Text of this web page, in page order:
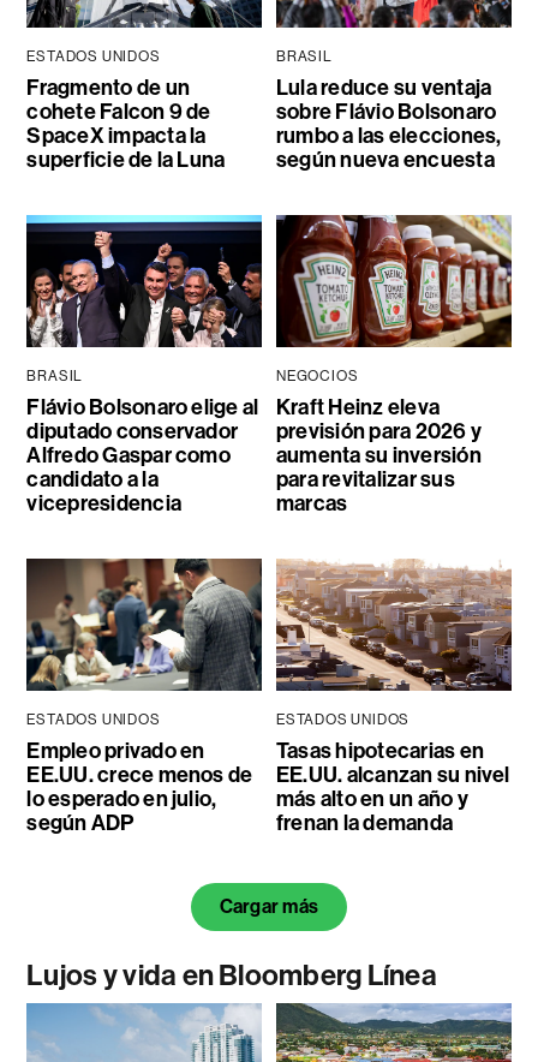
ESTADOS UNIDOS
Fragmento de un
cohete Falcon 9 de
SpaceX impacta la
superficie de la Luna
BRASIL
Lula reduce su ventaja
sobre Flávio Bolsonaro
rumbo a las elecciones,
según nueva encuesta
BRASIL
Flávio Bolsonaro elige al
diputado conservador
Alfredo Gaspar como
candidato a la
vicepresidencia
NEGOCIOS
Kraft Heinz eleva
previsión para 2026 y
aumenta su inversión
para revitalizar sus
marcas
ESTADOS UNIDOS
Empleo privado en
EE.UU. crece menos de
lo esperado en julio,
según ADP
ESTADOS UNIDOS
Tasas hipotecarias en
EE.UU. alcanzan su nivel
más alto en un año y
frenan la demanda
Cargar más
Lujos y vida en Bloomberg Línea